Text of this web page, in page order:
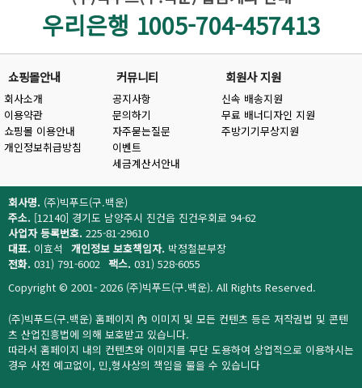
우리은행 1005-704-457413
쇼핑몰안내
회사소개
이용약관
쇼핑몰 이용안내
개인정보취급방침
커뮤니티
공지사항
문의하기
자주묻는질문
이벤트
세금계산서안내
회원사 지원
신속 배송지원
무료 배너디자인 지원
주방기기무상지원
회사명. (주)빅푸드(구.백운)
주소. [12140] 경기도 남양주시 진건읍 진건우회로 94-62
사업자 등록번호. 225-81-29610
대표. 이효석 개인정보 보호책임자. 박정철본부장
전화. 031) 791-6002 팩스. 031) 528-6055
Copyright © 2001- 2026 (주)빅푸드(구.백운). All Rights Reserved.
(주)빅푸드(구.백운) 홈페이지 內 이미지 및 모든 컨텐츠 등은 저작권법 및 콘텐
츠 산업진흥법에 의해 보호받고 있습니다.
따라서 홈페이지 내의 컨텐츠와 이미지를 무단 도용하여 상업적으로 이용하시는
경우 사전 예고없이, 민,형사상의 책임을 물을 수 있습니다